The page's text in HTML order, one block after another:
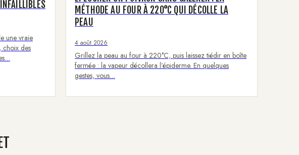
une vraie
choix des
MÉTHODE AU FOUR À 220°C QUI DÉCOLLE LA
PEAU
4 août 2026
Grillez la peau au four à 220°C, puis laissez tiédir en boîte
fermée : la vapeur décollera l’épiderme. En quelques
gestes, vous…